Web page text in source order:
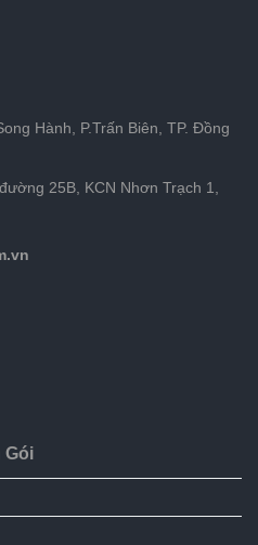
Hành, P.Trấn Biên, TP. Đồng
25B, KCN Nhơn Trạch 1,
Gói